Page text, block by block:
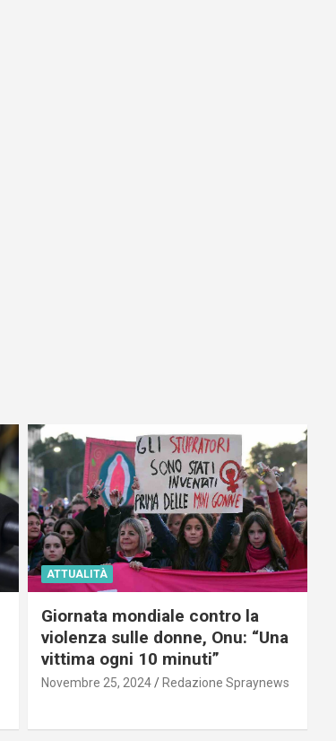
ATTUALITÀ
Giornata mondiale contro la
violenza sulle donne, Onu: “Una
vittima ogni 10 minuti”
Novembre 25, 2024 Redazione Spraynews